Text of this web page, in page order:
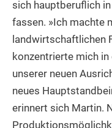
sich hauptberuflich
fassen. »Ich machte
landwirtschaftlichen
konzentrierte mich
unserer neuen
neues
erinnert sich Martin.